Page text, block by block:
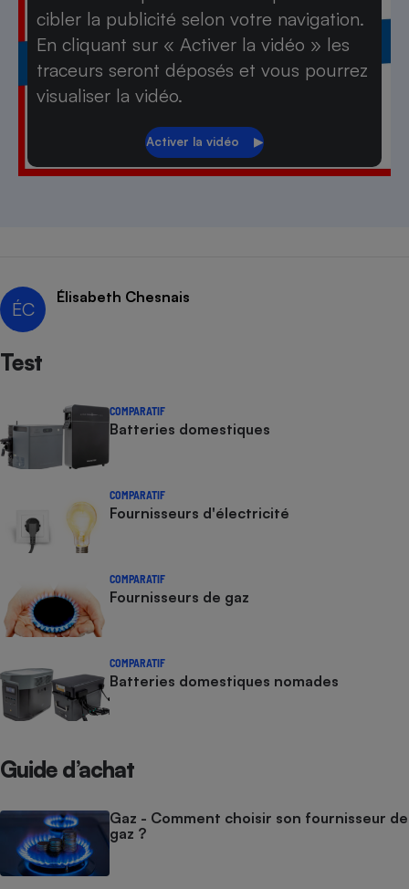
cibler la publicité selon votre navigation.
En cliquant sur « Activer la vidéo » les
traceurs seront déposés et vous pourrez
visualiser la vidéo.
ÉC
Élisabeth Chesnais
Test
COMPARATIF
Batteries domestiques
COMPARATIF
Fournisseurs d'électricité
COMPARATIF
Fournisseurs de gaz
COMPARATIF
Batteries domestiques nomades
Guide d’achat
Gaz - Comment choisir son fournisseur de
gaz ?